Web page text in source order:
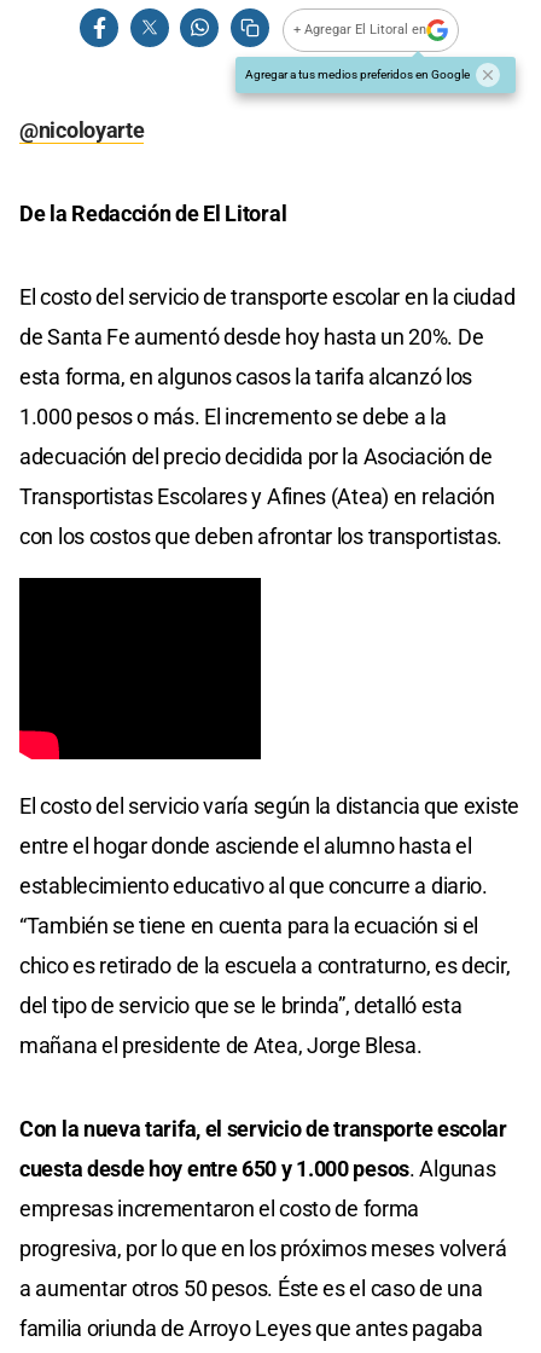
+ Agregar El Litoral en
Agregar a tus medios preferidos en Google
@nicoloyarte
De la Redacción de El Litoral
El costo del servicio de transporte escolar en la ciudad
de Santa Fe aumentó desde hoy hasta un 20%. De
esta forma, en algunos casos la tarifa alcanzó los
1.000 pesos o más. El incremento se debe a la
adecuación del precio decidida por la Asociación de
Transportistas Escolares y Afines (Atea) en relación
con los costos que deben afrontar los transportistas.
El costo del servicio varía según la distancia que existe
entre el hogar donde asciende el alumno hasta el
establecimiento educativo al que concurre a diario.
“También se tiene en cuenta para la ecuación si el
chico es retirado de la escuela a contraturno, es decir,
del tipo de servicio que se le brinda”, detalló esta
mañana el presidente de Atea, Jorge Blesa.
Con la nueva tarifa, el servicio de transporte escolar
cuesta desde hoy entre 650 y 1.000 pesos. Algunas
empresas incrementaron el costo de forma
progresiva, por lo que en los próximos meses volverá
a aumentar otros 50 pesos. Éste es el caso de una
familia oriunda de Arroyo Leyes que antes pagaba